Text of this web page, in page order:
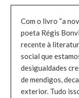
Com o livro “a
poeta Régis
recente à
social que
desigualdades
de mendigos,
exterior. Tudo